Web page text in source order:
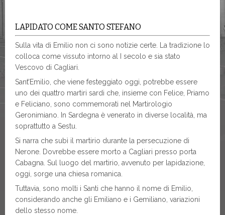
LAPIDATO COME SANTO STEFANO
Sulla vita di Emilio non ci sono notizie certe. La tradizione lo
colloca come vissuto intorno al I secolo e sia stato
Vescovo di Cagliari.
Sant’Emilio, che viene festeggiato oggi, potrebbe essere
uno dei quattro martiri sardi che, insieme con Felice, Priamo
e Feliciano, sono commemorati nel Martirologio
Geronimiano. In Sardegna è venerato in diverse località, ma
soprattutto a Sestu.
Si narra che subì il martirio durante la persecuzione di
Nerone. Dovrebbe essere morto a Cagliari presso porta
Cabagna. Sul luogo del martirio, avvenuto per lapidazione,
oggi, sorge una chiesa romanica.
Tuttavia, sono molti i Santi che hanno il nome di Emilio,
considerando anche gli Emiliano e i Gemiliano, variazioni
dello stesso nome.